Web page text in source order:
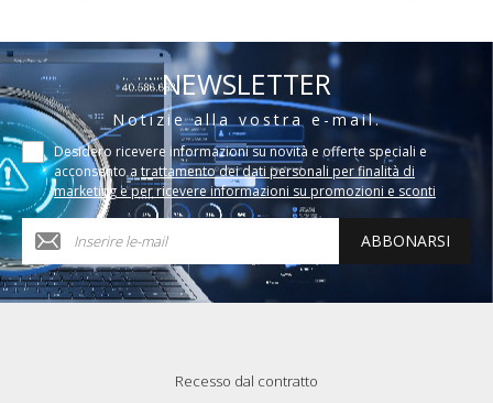
NEWSLETTER
Notizie alla vostra e-mail.
Desidero ricevere informazioni su novità e offerte speciali e
acconsento a trattamento dei dati personali per finalità di
marketing e per ricevere informazioni su promozioni e sconti
ABBONARSI
Recesso dal contratto